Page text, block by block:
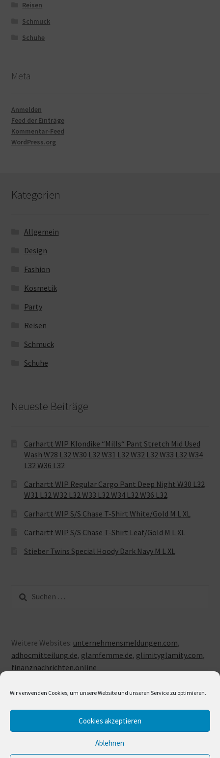
Wir verwenden Cookies, um unsere Website und unseren Service zu optimieren.
Cookies akzeptieren
Ablehnen
Reisen
Schmuck
Schuhe
Meta
Anmelden
Feed der Einträge
Kommentar-Feed
WordPress.org
Kategorien
Allgemein
Design
Fashion
Kosmetik
Party
Reisen
Schmuck
Schuhe
Neueste Beiträge
Carhartt WIP Klondike “Mills“ Pant Stretch Mid Used
Wash W28 L32 W30 L32 W31 L32 W32 L32 W33 L32 W34
L32 W36 L32
Carhartt WIP Regular Cargo Pant Deep Night W30 L32
W31 L32 W32 L32 W33 L32 W34 L32 W36 L32
Carhartt WIP S/S Chase T-Shirt White/Gold M L XL
Carhartt WIP S/S Chase T-Shirt Leaf/Gold M L XL
Stieber Twins Special Hoody Dark Navy M L XL
nach:
Weitere Websites: unternehmensmeldungen.com,
adhocmitteilung.de, glamfemme.de, glimityglamity.com,
finanznachrichten.online
© LUXUSLOVE 2026
Erstellt mit Storefront & WooCommerce